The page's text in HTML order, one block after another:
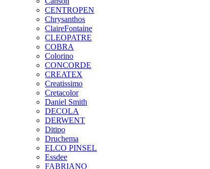
CENTROPEN
Chrysanthos
ClaireFontaine
CLEOPATRE
COBRA
Colorino
CONCORDE
CREATEX
Creatissimo
Cretacolor
Daniel Smith
DECOLA
DERWENT
Ditipo
Druchema
ELCO PINSEL
Essdee
FABRIANO